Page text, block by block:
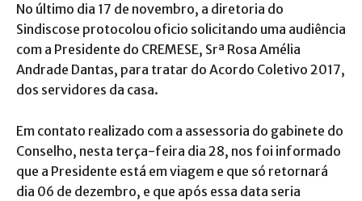
No último dia 17 de novembro, a diretoria do
Sindiscose protocolou oficio solicitando uma audiência
com a Presidente do CREMESE, Srª Rosa Amélia
Andrade Dantas, para tratar do Acordo Coletivo 2017,
dos servidores da casa.
Em contato realizado com a assessoria do gabinete do
Conselho, nesta terça-feira dia 28, nos foi informado
que a Presidente está em viagem e que só retornará
dia 06 de dezembro, e que após essa data seria